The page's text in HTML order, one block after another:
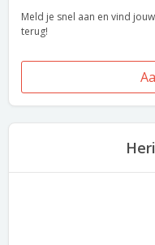
Meld je snel aan en vind
terug!